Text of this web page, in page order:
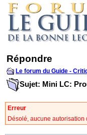
Répondre
Le forum du Guide -
Sujet: Mini LC:
Erreur
Désolé, aucune